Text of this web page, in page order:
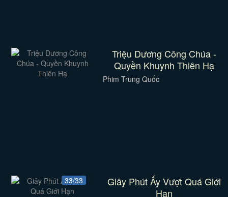
Triệu Dương Công Chúa -
Quyền Khuynh Thiên Hạ
Phim Trung Quốc
33/33
Giây Phút Ấy Vượt Quá Giới
Hạn